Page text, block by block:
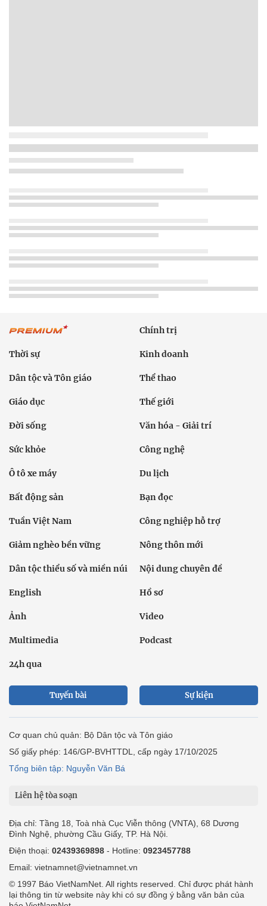
Chính trị
Thời sự Kinh doanh
Dân tộc và Tôn giáo Thể thao
Giáo dục Thế giới
Đời sống Văn hóa - Giải trí
Sức khỏe Công nghệ
Ô tô xe máy Du lịch
Bất động sản Bạn đọc
Tuần Việt Nam Công nghiệp hỗ trợ
Giảm nghèo bền vững Nông thôn mới
Dân tộc thiểu số và miền núi Nội dung chuyên đề
English Hồ sơ
Ảnh Video
Multimedia Podcast
24h qua
Tuyến bài Sự kiện
Cơ quan chủ quản: Bộ Dân tộc và Tôn giáo
Số giấy phép: 146/GP-BVHTTDL, cấp ngày 17/10/2025
Tổng biên tập: Nguyễn Văn Bá
Liên hệ tòa soạn
Địa chỉ: Tầng 18, Toà nhà Cục Viễn thông (VNTA), 68 Dương
Đình Nghệ, phường Cầu Giấy, TP. Hà Nội.
Điện thoại: 02439369898 - Hotline: 0923457788
Email: vietnamnet@vietnamnet.vn
© 1997 Báo VietNamNet. All rights reserved. Chỉ được phát hành
lại thông tin từ website này khi có sự đồng ý bằng văn bản của